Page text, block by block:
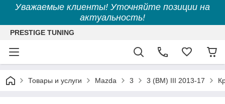
Уважаемые клиенты! Уточняйте позиции на
актуальность!
PRESTIGE TUNING
Товары и услуги Mazda 3 3 (BM) III 2013-17